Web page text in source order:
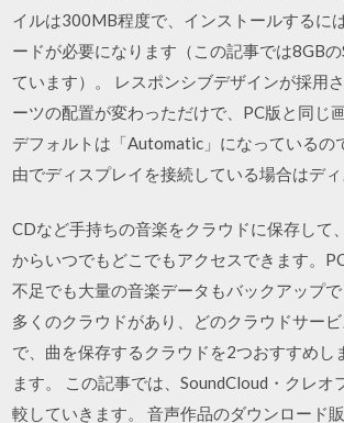
イルは300MB程度で、インストールするに
ードが必要になります（この記事では8GBの
ています）。 レスポンシブデザインが採用
ーツの配置が変わっただけで、PC版と同じ
デフォルトは「Automatic」になっているの
由でディスプレイを接続している場合はデ
CDなど手持ちの音楽をクラウドに保存して
からいつでもどこでもアクセスできます。
不足でも大量の音楽データもバックアップで
多くのクラウドがあり、どのクラウドサー
で、曲を保存するクラウドを2つおすすめし
ます。 この記事では、SoundCloud・クレオ
較していきます。 音声作品のダウンロード